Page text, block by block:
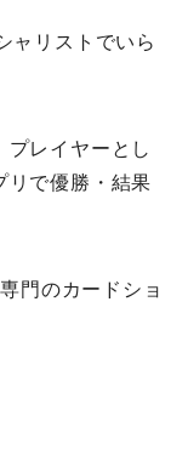
ャリストでいら
プレイヤーとし
リで優勝・結果
門のカードショ